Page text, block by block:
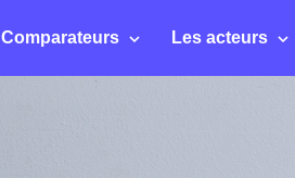
Comparateurs Les acteurs